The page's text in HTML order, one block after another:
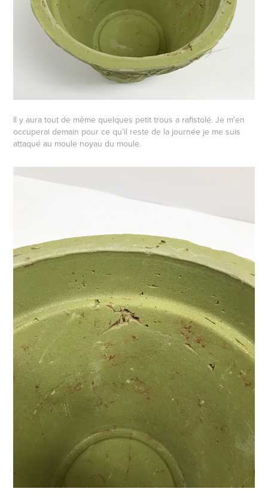
Il y aura tout de même quelques petit trous a rafistolé. Je m'en
occuperai demain pour ce qu'il reste de la journée je me suis
attaqué au moule noyau du moule.